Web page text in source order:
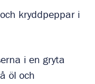
kryddpeppar i
i en gryta
öl och